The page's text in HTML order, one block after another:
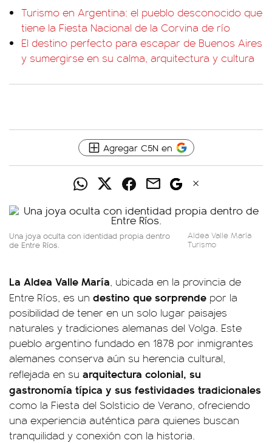
Turismo en Argentina: el pueblo desconocido que
tiene la Fiesta Nacional de la Corvina de río
El destino perfecto para escapar de Buenos Aires
y sumergirse en su calma, arquitectura y cultura
Agregar C5N en
Una joya oculta con identidad propia dentro
de Entre Ríos.
Aldea Valle María
Turismo
La Aldea Valle María, ubicada en la provincia de
Entre Ríos, es un destino que sorprende por la
posibilidad de tener en un solo lugar paisajes
naturales y tradiciones alemanas del Volga. Este
pueblo argentino fundado en 1878 por inmigrantes
alemanes conserva aún su herencia cultural,
reflejada en su arquitectura colonial, su
gastronomía típica y sus festividades tradicionales
como la Fiesta del Solsticio de Verano, ofreciendo
una experiencia auténtica para quienes buscan
tranquilidad y conexión con la historia.